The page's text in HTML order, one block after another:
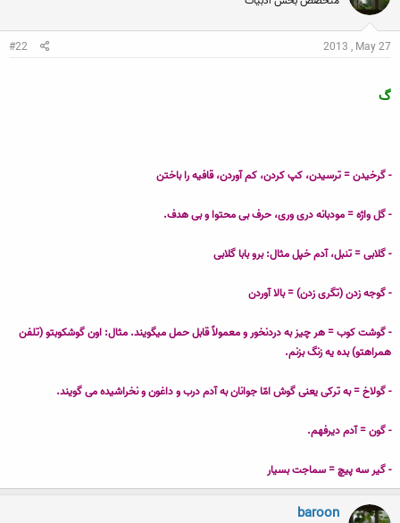
2013 , May 27
#22
گ
- گرخیدن = ترسیدن، کپ کردن، کم آوردن، قافیه را باختن
- گل واژه = مودبانه دری وری، حرف بی محتوا و بی هدف.
- گلابی = تنبل، آدم خپل مثال: برو بابا گلابی
- گوجه زدن (تگریزدن)= بالا آوردن
- گوشت کوب = هر چیز به دردنخور و معمولاً قابل حمل می‏گویند. مثال: اون گوشكوبتو (تلفن
همراهتو) بده یه زنگ بزنم.
- گولاخ = به ترکی یعنی گوش امّا جوانان به آدم درب و داغون و نخراشیده می گویند.
- گون = آدم دیرفهم.
- گیر سه پیچ = سماجت بسیار
baroon